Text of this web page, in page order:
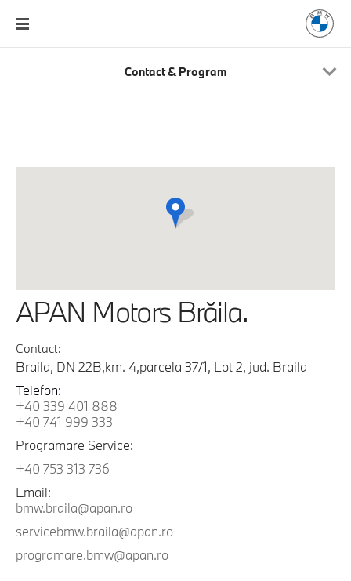
Contact & Program
APAN Motors Brăila.
Contact:
Braila, DN 22B,km. 4,parcela 37/1, Lot 2, jud. Braila
Telefon:
+40 339 401 888
+40 741 999 333
Programare Service:
+40 753 313 736
Email:
bmw.braila@apan.ro
servicebmw.braila@apan.ro
programare.bmw@apan.ro